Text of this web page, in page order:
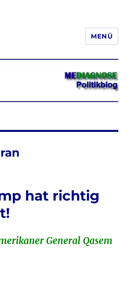
Recht, seine
Schrift und Bild
und zu verbreiten
MENÜ
hat richtig
General Qasem